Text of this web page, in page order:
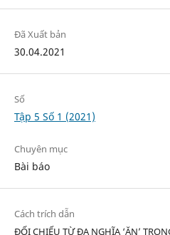
Đã Xuất bản
30.04.2021
Số
Tập 5 Số 1 (2021)
Chuyên mục
Bài báo
Cách trích dẫn
ĐỐI CHIẾU TỪ ĐA NGHĨA ‘ĂN’